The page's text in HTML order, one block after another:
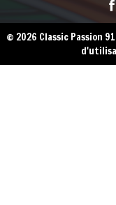
© 2026 Classic Passion